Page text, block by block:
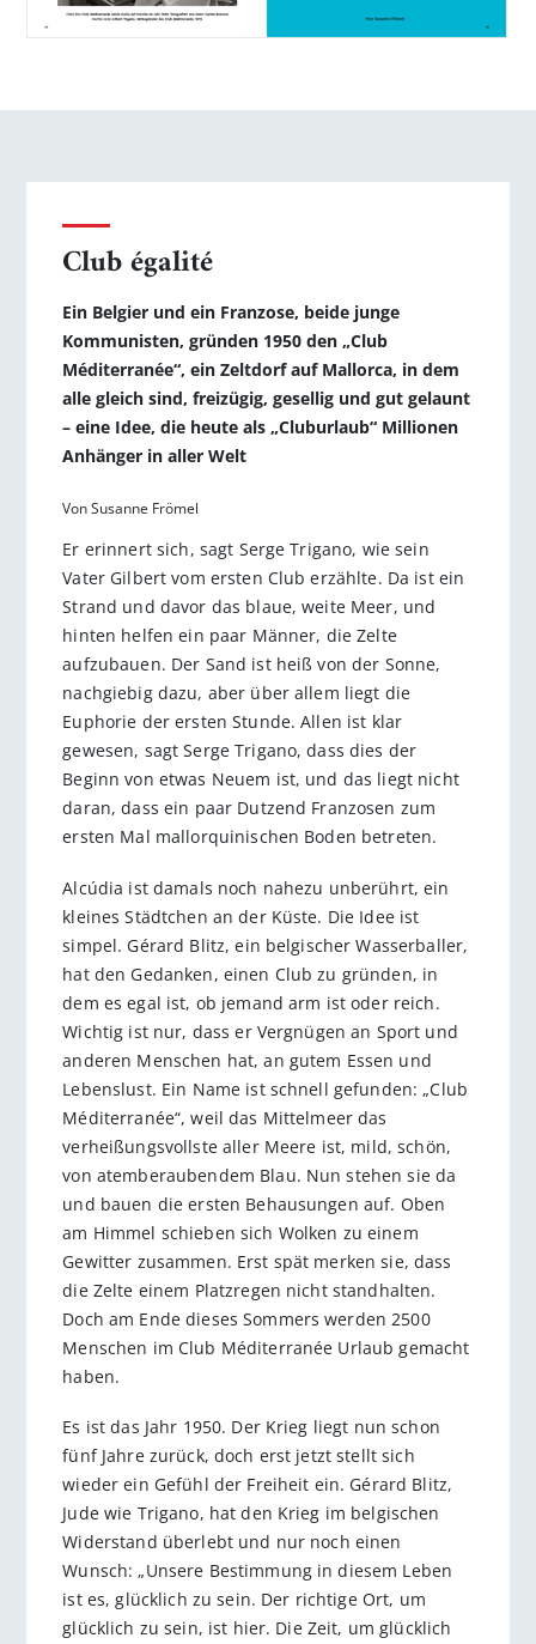
Club égalité
Ein Belgier und ein Franzose, beide junge
Kommunisten, gründen 1950 den „Club
Méditerranée“, ein Zeltdorf auf Mallorca, in dem
alle gleich sind, freizügig, gesellig und gut gelaunt
– eine Idee, die heute als „Club­urlaub“ Millionen
Anhänger in aller Welt
Von Susanne Frömel
Er erinnert sich, sagt Serge Trigano, wie sein
Vater Gilbert vom ersten Club erzählte. Da ist ein
Strand und davor das blaue, weite Meer, und
hinten helfen ein paar Männer, die Zelte
aufzubauen. Der Sand ist heiß von der Sonne,
nachgiebig dazu, aber über allem liegt die
Euphorie der ersten Stunde. Allen ist klar
gewesen, sagt Serge Trigano, dass dies der
Beginn von etwas Neuem ist, und das liegt nicht
daran, dass ein paar Dutzend Franzosen zum
ersten Mal mallorquinischen Boden betreten.
Alcúdia ist damals noch nahezu unberührt, ein
kleines Städtchen an der Küste. Die Idee ist
simpel. Gérard Blitz, ein belgischer Wasserballer,
hat den Gedanken, einen Club zu gründen, in
dem es egal ist, ob jemand arm ist oder reich.
Wichtig ist nur, dass er Vergnügen an Sport und
anderen Menschen hat, an gutem Essen und
Lebenslust. Ein Name ist schnell gefunden: „Club
Méditerranée“, weil das Mittelmeer das
verheißungsvollste aller Meere ist, mild, schön,
von atemberaubendem Blau. Nun stehen sie da
und bauen die ersten Behausungen auf. Oben
am Himmel schieben sich Wolken zu einem
Gewitter zusammen. Erst spät merken sie, dass
die Zelte einem Platzregen nicht standhalten.
Doch am Ende dieses Sommers werden 2500
Menschen im Club Méditerranée Urlaub gemacht
haben.
Es ist das Jahr 1950. Der Krieg liegt nun schon
fünf Jahre zurück, doch erst jetzt stellt sich
wieder ein Gefühl der Freiheit ein. Gérard Blitz,
Jude wie Trigano, hat den Krieg im belgischen
Widerstand überlebt und nur noch einen
Wunsch: „Unsere Bestimmung in diesem Leben
ist es, glücklich zu sein. Der richtige Ort, um
glücklich zu sein, ist hier. Die Zeit, um glücklich